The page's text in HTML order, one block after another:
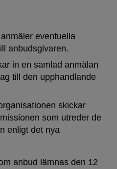
eventuella
anbudsgivaren.
in en samlad anmälan
till den upphandlande
skickar
som utreder de
enligt det nya
anbud lämnas den 12